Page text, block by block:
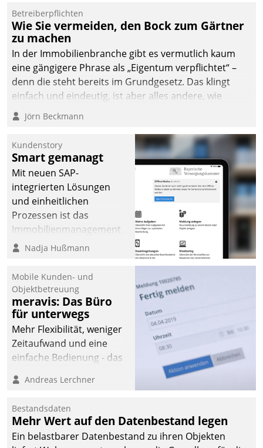
einsehen und ändern
oder
Schadensmeldungen
abgeben – rund um die
Uhr.
Betreiberpflichten
Wie Sie vermeiden, den Bock zum Gärtner
zu machen
In der Immobilienbranche gibt es vermutlich kaum
eine gängigere Phrase als „Eigentum verpflichtet“ –
denn die steht bereits im Grundgesetz. Das klingt
einfach und eindeutig, ist aber alles andere, wie
Branchenbeschäftigte wissen. Denn mit der
Verantwortung folgen Verpflichtungen.
Jörn Beckmann
Kundenstory
Smart gemanagt
Mit neuen SAP-
integrierten Lösungen
und einheitlichen
Prozessen ist das
Immobilienmanagement
der Bayerischen
Ressort Kapitalanlage für
künftige Aufgaben und
Herausforderungen
gerüstet.
Nadja Hußmann
Mobile Kunden- und
Objektbetreuung
meravis: Das Büro
für unterwegs
Mehr Flexibilität, weniger
Zeitaufwand und eine
einfache Bedienung - das
Cockpit für mobile
Datatrain. Die meravis
Wohnungsbau- und
Immobilien GmbH hat
Andreas Lerchner
Bestandsdaten
Mehr Wert auf den Datenbestand legen
Ein belastbarer Datenbestand zu ihren Objekten